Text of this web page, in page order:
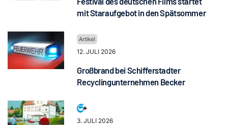
mit Staraufgebot in den Spätsommer
12. JULI 2026
Großbrand bei Schifferstadter
Recyclingunternehmen Becker
3. JULI 2026